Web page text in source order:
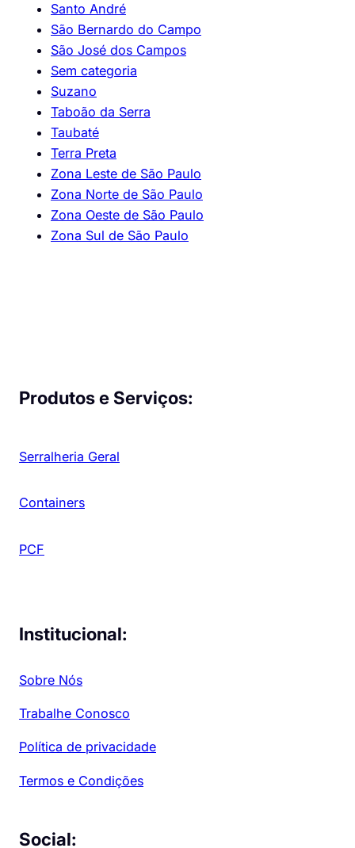
Santo André
São Bernardo do Campo
São José dos Campos
Sem categoria
Suzano
Taboão da Serra
Taubaté
Terra Preta
Zona Leste de São Paulo
Zona Norte de São Paulo
Zona Oeste de São Paulo
Zona Sul de São Paulo
Produtos e Serviços:
Serralheria Geral
Containers
PCF
Institucional:
Sobre Nós
Trabalhe Conosco
Política de privacidade
Termos e Condições
Social: